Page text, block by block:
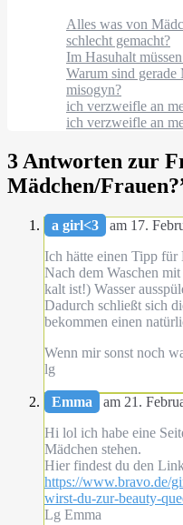
Alles was von
schlecht gemacht?
Im Hasuhalt
Warum sind
misogyn?
ich verzweifle an
ich verzweifle an
3 Antworten zur
Mädchen/Frauen?
a girl<3
am 17.
Ich hätte einen Tipp für
Nach dem Waschen
kalt ist!) Wasser
Dadurch schließt sich
bekommen einen
Wenn mir sonst noch
lg
Emma
am 21.
Hi lol ich habe eine
Mädchen stehen.
Hier findest du den
https://www.bravo.de/
wirst-du-zur-beauty-
Lg Emma